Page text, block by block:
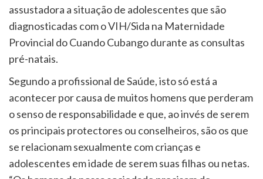
assustadora a situação de adolescentes que são
diagnosticadas com o VIH/Sida na Maternidade
Provincial do Cuando Cubango durante as consultas
pré-natais.
Segundo a profissional de Saúde, isto só está a
acontecer por causa de muitos homens que perderam
o senso de responsabilidade e que, ao invés de serem
os principais protectores ou conselheiros, são os que
se relacionam sexualmente com crianças e
adolescentes em idade de serem suas filhas ou netas.